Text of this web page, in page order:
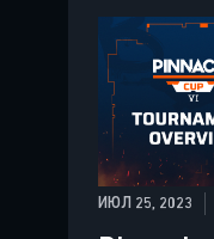
ИЮЛ 25, 2023